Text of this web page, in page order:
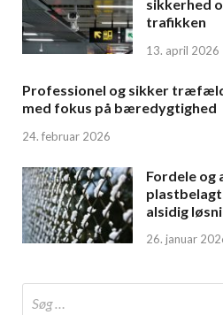
sikkerhed
trafikken
13. april 2026
Professionel og sikker
med fokus på bæredygtighed
24. februar 2026
Fordele og
plastbelagt
alsidig
26. januar